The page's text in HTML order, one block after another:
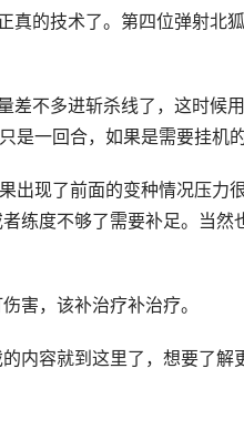
真的技术了。第四位弹射北
差不多进斩杀线了，这时候
是一回合，如果是需要挂机
出现了前面的变种情况压力
练度不够了需要补足。当
害，该补治疗补治疗。
内容就到这里了，想要了